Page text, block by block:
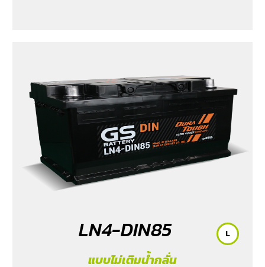
LN4-DIN85
แบบไม่เติมน้ำกลั่น
L